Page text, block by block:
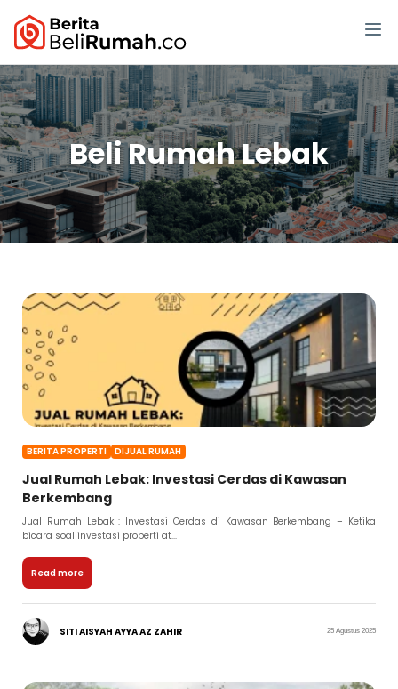
Beli Rumah Lebak
BERITA PROPERTI DIJUAL RUMAH
Jual Rumah Lebak: Investasi Cerdas di Kawasan
Berkembang
Jual Rumah Lebak : Investasi Cerdas di Kawasan Berkembang – Ketika
bicara soal investasi properti at...
Read more
SITI AISYAH AYYA AZ ZAHIR 25 Agustus 2025